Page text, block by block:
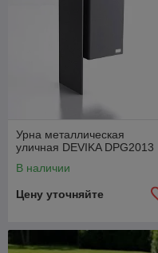
Урна металлическая
уличная DEVIKA DPG2013
В наличии
Цену уточняйте